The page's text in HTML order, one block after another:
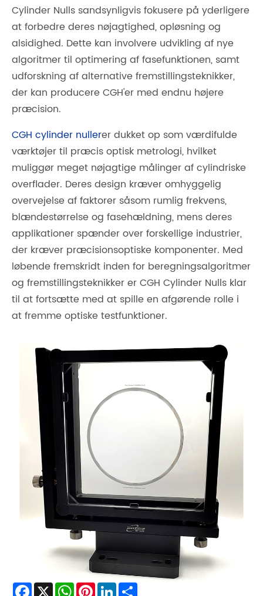
Cylinder Nulls sandsynligvis fokusere på yderligere
at forbedre deres nøjagtighed, opløsning og
alsidighed. Dette kan involvere udvikling af nye
algoritmer til optimering af fasefunktionen, samt
udforskning af alternative fremstillingsteknikker,
der kan producere CGH'er med endnu højere
præcision.
CGH cylinder nullerer dukket op som værdifulde
værktøjer til præcis optisk metrologi, hvilket
muliggør meget nøjagtige målinger af cylindriske
overflader. Deres design kræver omhyggelig
overvejelse af faktorer såsom rumlig frekvens,
blændestørrelse og fasehældning, mens deres
applikationer spænder over forskellige industrier,
der kræver præcisionsoptiske komponenter. Med
løbende fremskridt inden for beregningsalgoritmer
og fremstillingsteknikker er CGH Cylinder Nulls klar
til at fortsætte med at spille en afgørende rolle i
at fremme optiske testfunktioner.
Facebook
X WhatsApp
Pinterest
LinkedIn